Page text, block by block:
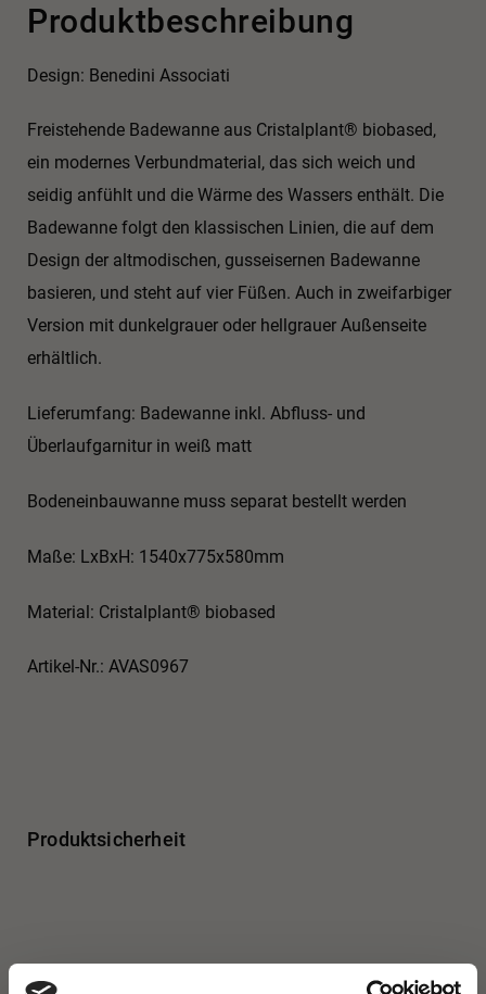
Produktbeschreibung
Design: Benedini Associati
Freistehende Badewanne aus Cristalplant® biobased,
ein modernes Verbundmaterial, das sich weich und
seidig anfühlt und die Wärme des Wassers enthält. Die
Badewanne folgt den klassischen Linien, die auf dem
Design der altmodischen, gusseisernen Badewanne
basieren, und steht auf vier Füßen. Auch in zweifarbiger
Version mit dunkelgrauer oder hellgrauer Außenseite
erhältlich.
Lieferumfang: Badewanne inkl. Abfluss- und
Überlaufgarnitur in weiß matt
Bodeneinbauwanne muss separat bestellt werden
Maße: LxBxH: 1540x775x580mm
Material: Cristalplant® biobased
Artikel-Nr.: AVAS0967
Produktsicherheit